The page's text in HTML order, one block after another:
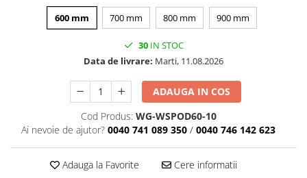
600 mm 700 mm 800 mm 900 mm
30IN STOC
Data de livrare: Marti, 11.08.2026
ADAUGA IN COS
Cod Produs: WG-WSPOD60-10
Ai nevoie de ajutor? 0040 741 089 350 / 0040 746 142 623
Adauga la Favorite Cere informatii